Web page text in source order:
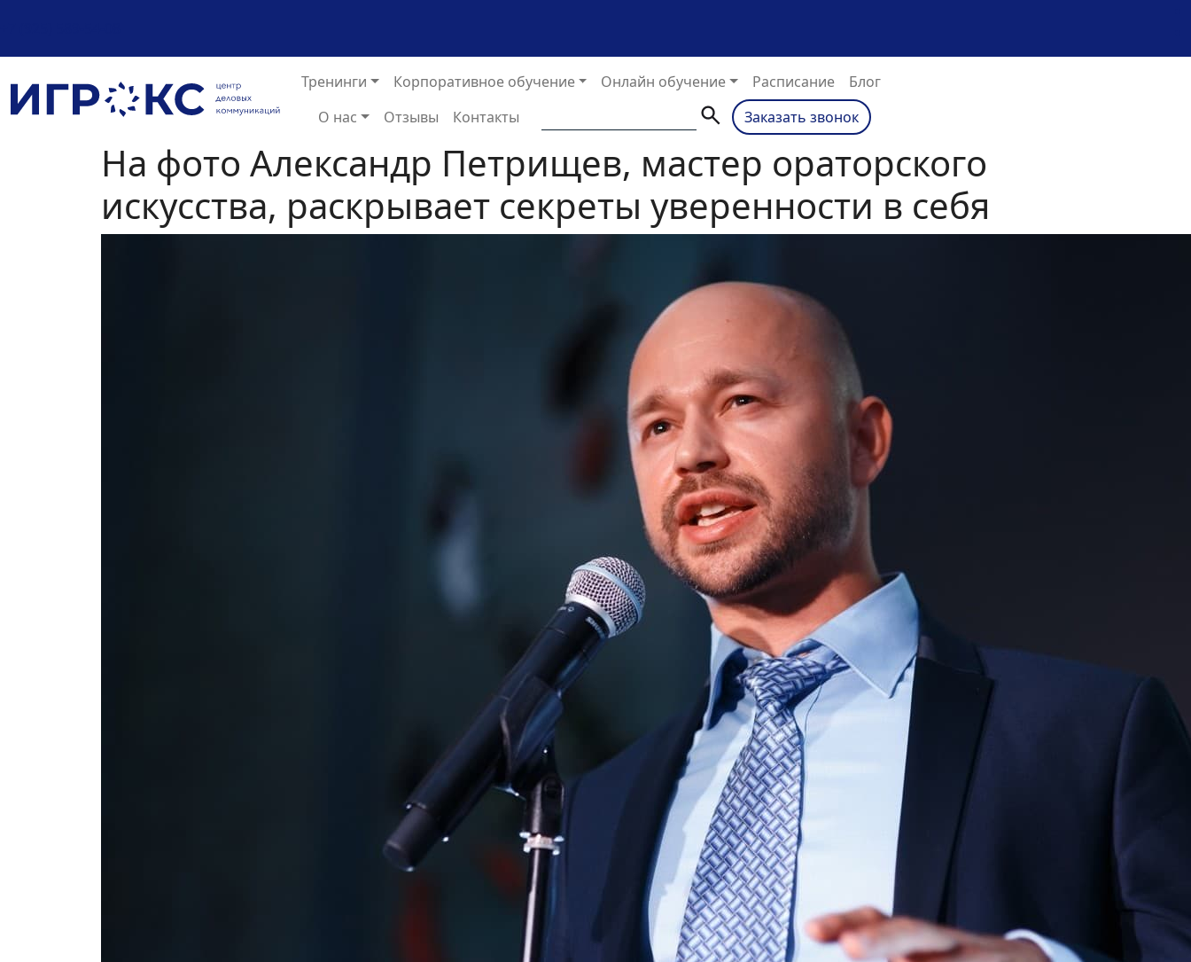
Тренинги Корпоративное обучение Онлайн обучение Расписание
Блог
О нас
Отзывы Контакты Заказать звонок
На фото Александр Петрищев, мастер ораторского
искусства, раскрывает секреты уверенности в себя